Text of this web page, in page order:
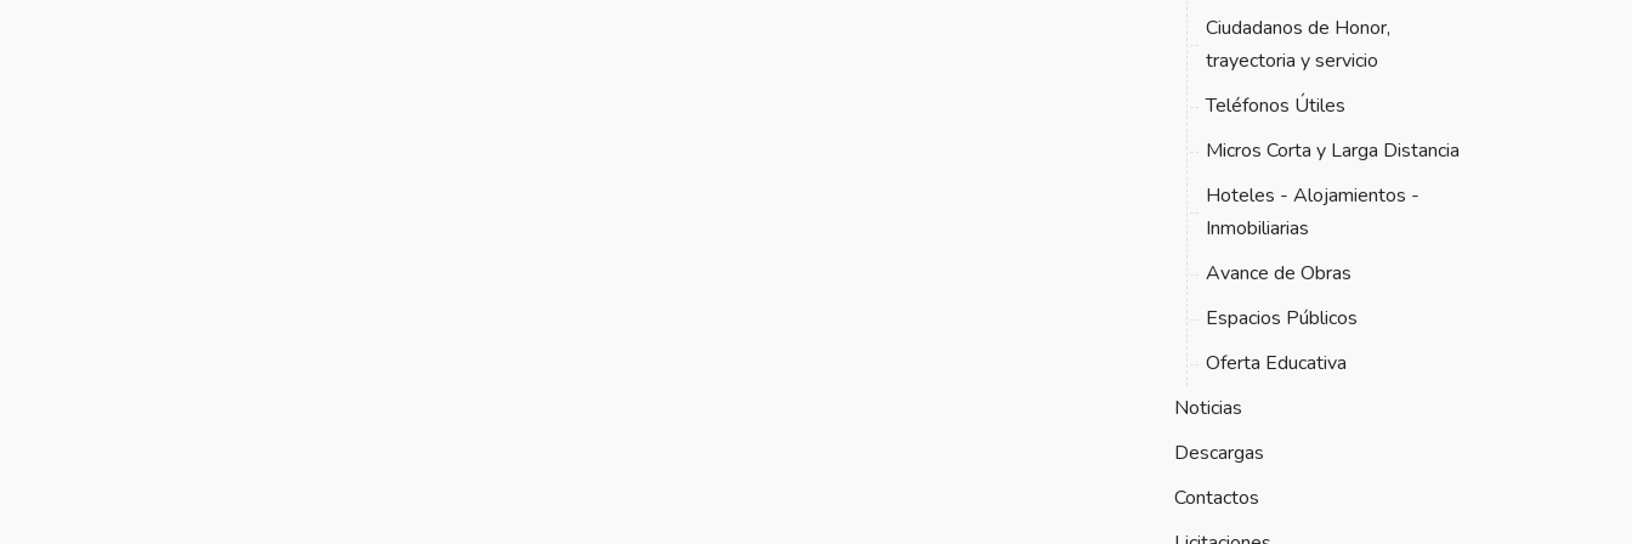
Ciudadanos de Honor,
trayectoria y servicio
Teléfonos Útiles
Micros Corta y Larga Distancia
Hoteles - Alojamientos -
Inmobiliarias
Avance de Obras
Espacios Públicos
Oferta Educativa
Noticias
Descargas
Contactos